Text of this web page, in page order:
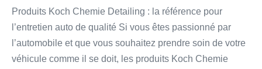
Produits Koch Chemie Detailing : la référence pour
l’entretien auto de qualité Si vous êtes passionné par
l’automobile et que vous souhaitez prendre soin de votre
véhicule comme il se doit, les produits Koch Chemie